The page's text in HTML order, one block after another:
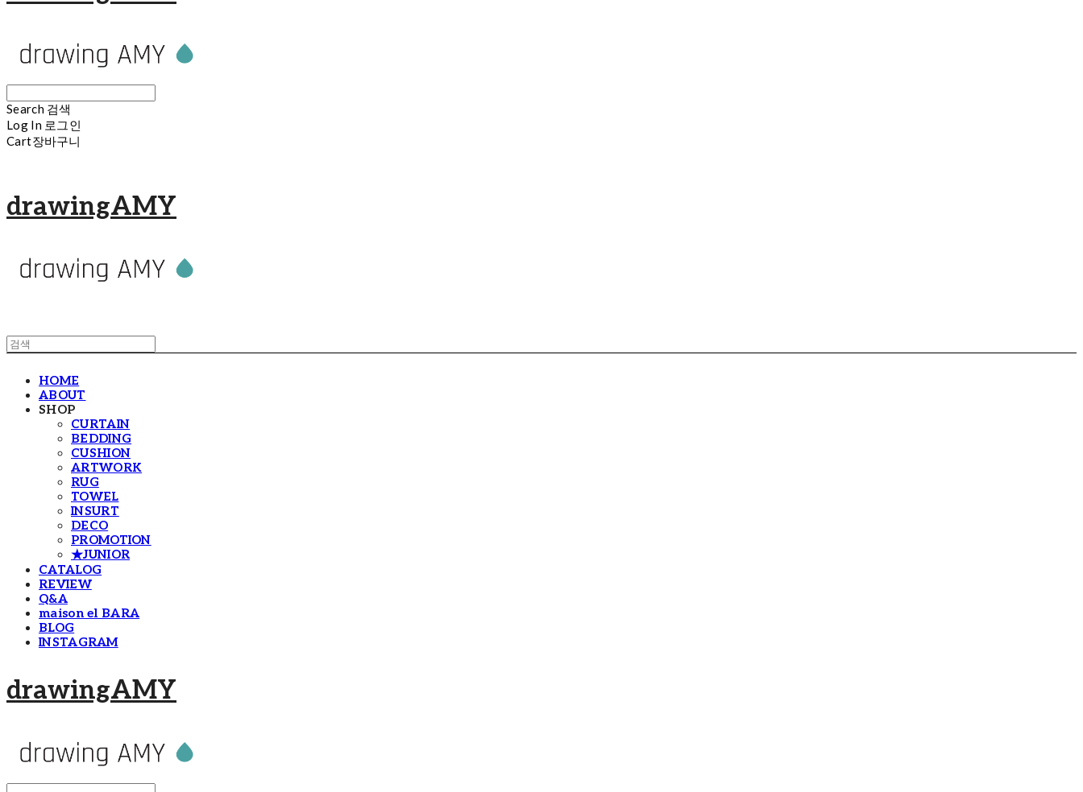
Search 검색
Log In 로그인
Cart장바구니
drawingAMY
HOME
ABOUT
SHOP
CURTAIN
BEDDING
CUSHION
ARTWORK
RUG
TOWEL
INSURT
DECO
PROMOTION
★JUNIOR
CATALOG
REVIEW
Q&A
maison el BARA
BLOG
INSTAGRAM
drawingAMY